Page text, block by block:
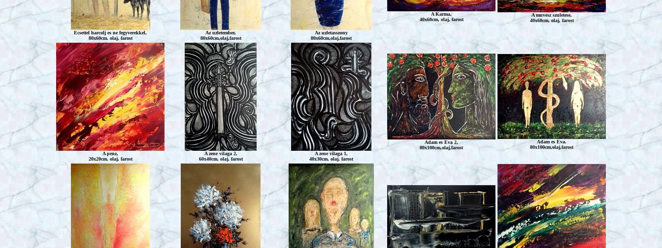
Ecsettel harcolj es ne fegyverekkel,
80x60cm, olaj, farost
Az uzletember,
80x60cm,olaj,farost
Az uzletasszony
80x60cm,olaj,farost
A Karma,
40x60cm, olaj, farost
A muvesz szuletese,
40x60cm, olaj, farost
A penz,
20x20cm, olaj, farost
A zene vilaga 2,
60x40cm, olaj, farost
A zene vilaga 1,
40x30cm, olaj, farost
Adam es Eva 2,
80x100cm,olaj,farost
Adam es Eva.
80x100cm,olaj,farost